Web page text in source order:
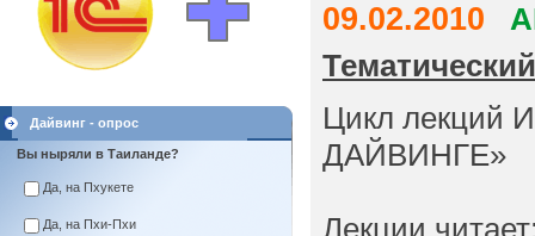
Дайвинг - опрос
Вы ныряли в Таиланде?
Да, на Пхукете
Да, на Пхи-Пхи
09.02.2010
Цикл лекций
ДАЙВИНГЕ»
Лекции